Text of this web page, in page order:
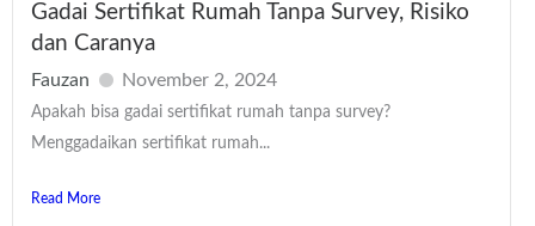
Gadai Sertifikat Rumah Tanpa Survey, Risiko
dan Caranya
Fauzan November 2, 2024
Apakah bisa gadai sertifikat rumah tanpa survey?
Menggadaikan sertifikat rumah...
Read More